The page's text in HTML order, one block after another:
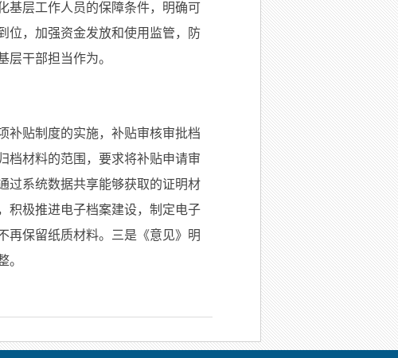
基层工作人员的保障条件，明确可
位，加强资金发放和使用监管，防
干部担当作为。
补贴制度的实施，补贴审核审批档
档材料的范围，要求将补贴申请审
过系统数据共享能够获取的证明材
积极推进电子档案建设，制定电子
再保留纸质材料。三是《意见》明
。